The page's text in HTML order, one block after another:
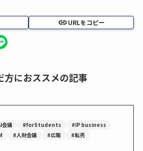
URLをコピー
方におススメの記事
会議 #forStudents
#IP business
#人財会議 #広報 #転売